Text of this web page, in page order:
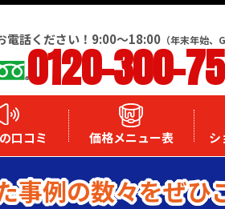
電話ください！9:00～18:00 （年末年始、
0120-300-
口コミ 価格メニュー表 シ
事例の数々をぜひ